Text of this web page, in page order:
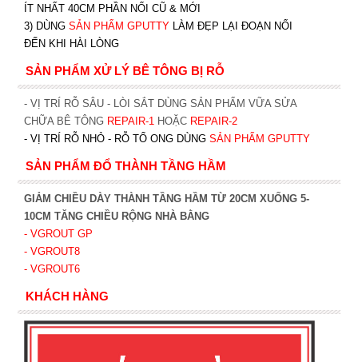
ÍT NHẤT 40CM PHẦN NỐI CŨ & MỚI
3) DÙNG SẢN PHẨM GPUTTY LÀM ĐẸP LẠI ĐOẠN NỐI
ĐẾN KHI HÀI LÒNG
SẢN PHẨM XỬ LÝ BÊ TÔNG BỊ RỖ
- VỊ TRÍ RỖ SÂU - LÒI SẮT DÙNG SẢN PHẨM VỮA SỬA
CHỮA BÊ TÔNG REPAIR-1 HOẶC REPAIR-2
- VỊ TRÍ RỖ NHỎ - RỖ TỔ ONG DÙNG SẢN PHẨM GPUTTY
SẢN PHẨM ĐỔ THÀNH TẦNG HẦM
GIẢM CHIỀU DÀY THÀNH TẦNG HẦM TỪ 20CM XUỐNG 5-
10CM TĂNG CHIỀU RỘNG NHÀ BẰNG
- VGROUT GP
- VGROUT8
- VGROUT6
KHÁCH HÀNG